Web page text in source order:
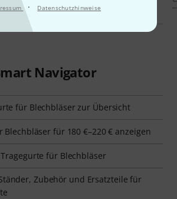
· Datenschutzhinweise
Navigator
für Blechbläser zur Übersicht
Blechbläser für 180 €–220 € anzeigen
für Blechbläser
Zubehör und Ersatzteile für